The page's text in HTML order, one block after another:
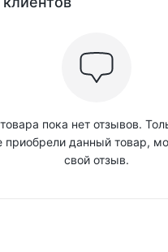
пока нет отзывов.
приобрели данный товар,
свой отзыв.